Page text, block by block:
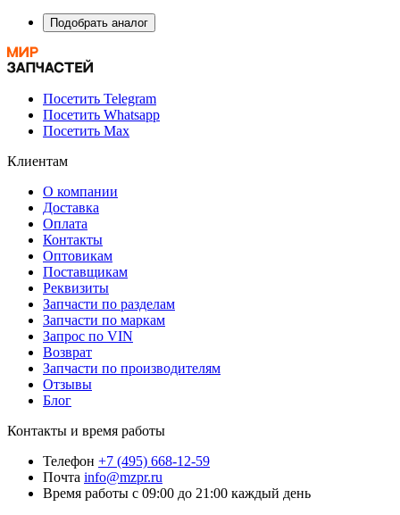
Подобрать аналог
Посетить Telegram
Посетить Whatsapp
Посетить Max
Клиентам
О компании
Доставка
Оплата
Контакты
Оптовикам
Поставщикам
Реквизиты
Запчасти по разделам
Запчасти по маркам
Запрос по VIN
Возврат
Запчасти по производителям
Отзывы
Блог
Контакты и время работы
Телефон +7 (495) 668-12-59
Почта info@mzpr.ru
Время работы с 09:00 до 21:00 каждый день